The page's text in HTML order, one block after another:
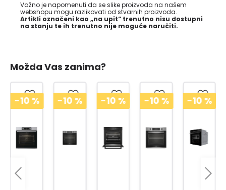
Važno je napomenuti da se slike proizvoda na našem
webshopu mogu razlikovati od stvarnih proizvoda.
Artikli označeni kao „na upit“ trenutno nisu dostupni
na stanju te ih trenutno nije moguće naručiti.
Možda Vas zanima?
-10 % -10 % -10 % -10 % -10 %